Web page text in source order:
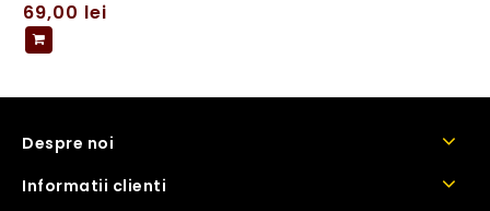
69,00 lei
Despre noi
Informatii clienti